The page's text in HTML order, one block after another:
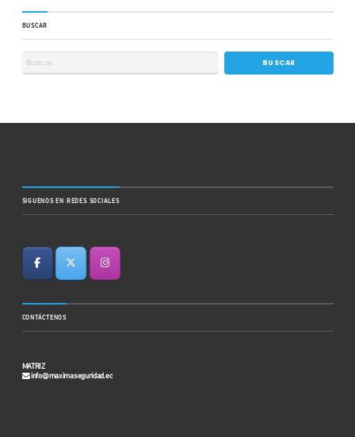
BUSCAR
SIGUENOS EN REDES SOCIALES
CONTÁCTENOS
MATRIZ
info@maximaseguridad.ec